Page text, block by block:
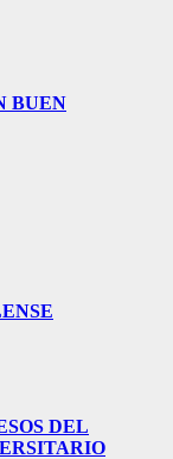
BUEN
DEL